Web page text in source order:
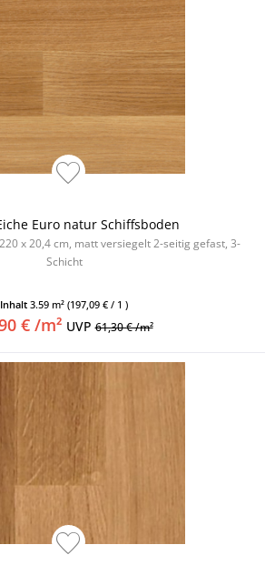
Euro natur Schiffsboden
x 20,4 cm, matt versiegelt 2-seitig gefast, 3-
Schicht
Inhalt 3.59 m² (197,09 € / 1 )
€ /m² UVP61,30 € /m²